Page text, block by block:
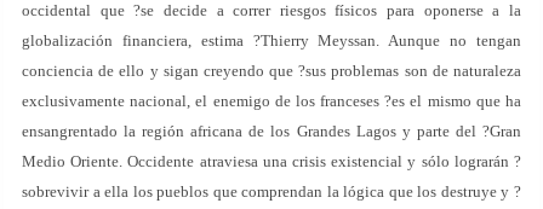
occidental que ?se decide a correr riesgos físicos para oponerse a la
globalización financiera, estima ?Thierry Meyssan. Aunque no tengan
conciencia de ello y sigan creyendo que ?sus problemas son de naturaleza
exclusivamente nacional, el enemigo de los franceses ?es el mismo que ha
ensangrentado la región africana de los Grandes Lagos y parte del ?Gran
Medio Oriente. Occidente atraviesa una crisis existencial y sólo lograrán ?
sobrevivir a ella los pueblos que comprendan la lógica que los destruye y ?